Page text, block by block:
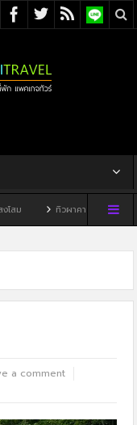
ทิวผาคาเฟ่ บ้านพิพิธภัณฑ์ไ
a comment